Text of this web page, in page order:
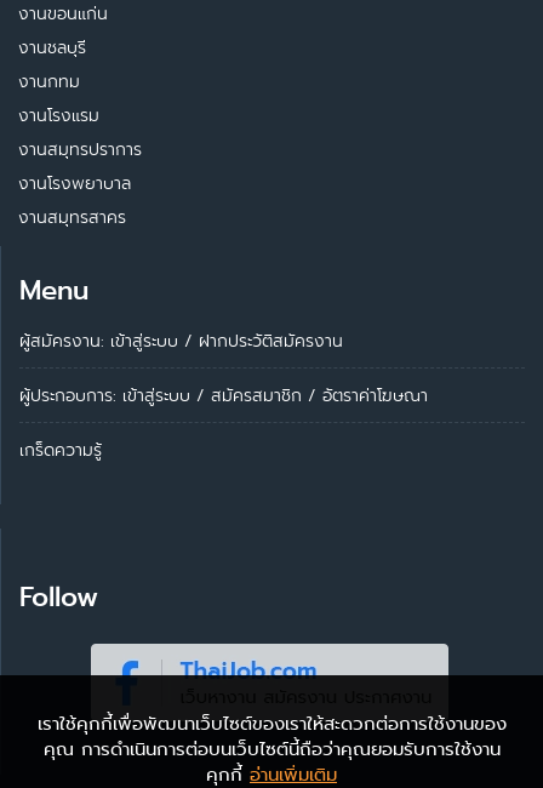
งานขอนแก่น
งานชลบุรี
งานกทม
งานโรงแรม
งานสมุทรปราการ
งานโรงพยาบาล
งานสมุทรสาคร
Menu
ผู้สมัครงาน: เข้าสู่ระบบ / ฝากประวัติสมัครงาน
ผู้ประกอบการ: เข้าสู่ระบบ / สมัครสมาชิก / อัตราค่าโฆษณา
เกร็ดความรู้
Follow
เราใช้คุกกี้เพื่อพัฒนาเว็บไซต์ของเราให้สะดวกต่อการใช้งานของ
คุณ การดำเนินการต่อบนเว็บไซต์นี้ถือว่าคุณยอมรับการใช้งาน
คุกกี้ อ่านเพิ่มเติม